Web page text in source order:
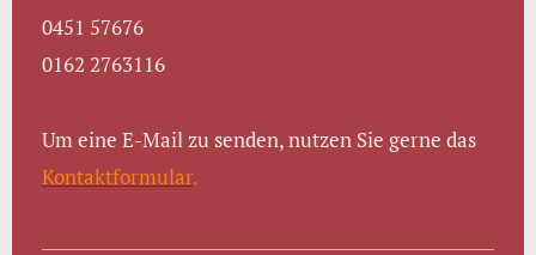
0451 57676
0162 2763116
Um eine E-Mail zu senden, nutzen Sie gerne das
Kontaktformular.